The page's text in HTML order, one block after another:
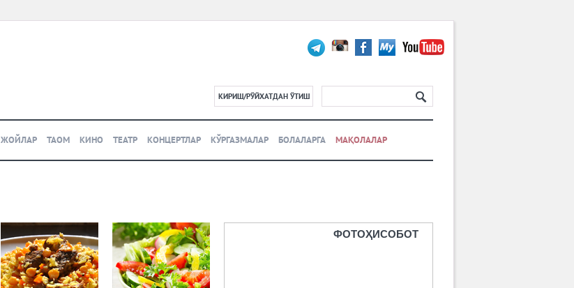
КИРИШ/РЎЙХАТДАН ЎТИШ
ЖОЙЛАР ТАОМ КИНО ТЕАТР КОНЦЕРТЛАР КЎРГАЗМАЛАР БОЛАЛАРГА МАҚОЛАЛАР
ФОТОҲИСОБОТ